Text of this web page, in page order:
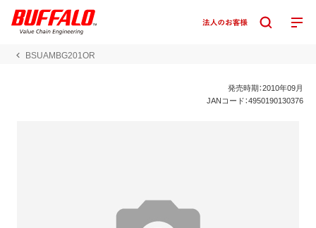
BSUAMBG201OR
発売時期：2010年09月
JANコード：4950190130376